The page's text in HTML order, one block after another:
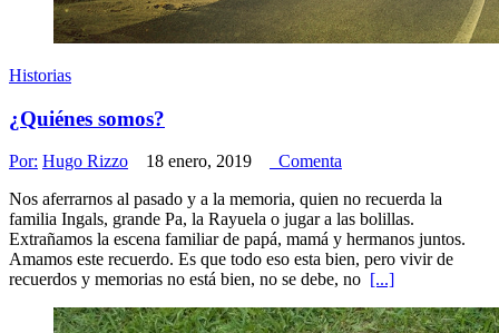
Historias
¿Quiénes somos?
Por: Hugo Rizzo 18 enero, 2019
Comenta
Nos aferrarnos al pasado y a la memoria, quien no recuerda la
familia Ingals, grande Pa, la Rayuela o jugar a las bolillas.
Extrañamos la escena familiar de papá, mamá y hermanos juntos.
Amamos este recuerdo. Es que todo eso esta bien, pero vivir de
recuerdos y memorias no está bien, no se debe, no [...]